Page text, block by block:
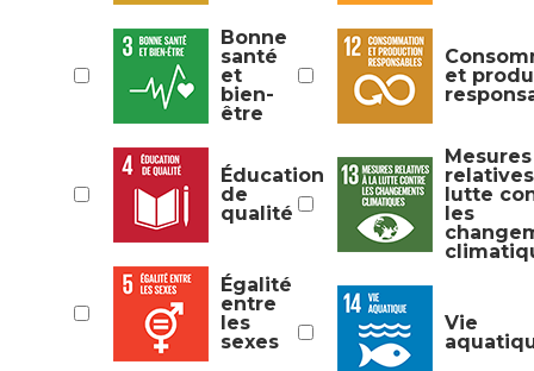
Bonne
santé
et
bien-
être
Éducation
de
qualité
Égalité
entre
les
sexes
et
Mesures
lutte
les
Vie